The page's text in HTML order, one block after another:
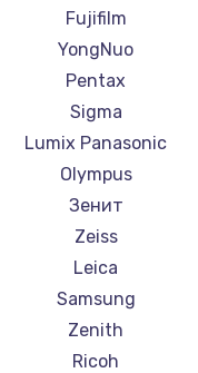
Заказать
Fujifilm
YongNuo
Pentax
Sigma
Lumix Panasonic
Olympus
Зенит
Zeiss
Leica
Samsung
Zenith
Ricoh